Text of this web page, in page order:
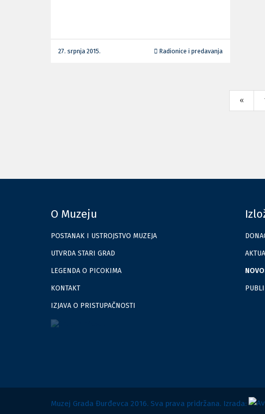
27. srpnja 2015. Radionice i predavanja
«
O Muzeju
POSTANAK I USTROJSTVO MUZEJA
UTVRDA STARI GRAD
LEGENDA O PICOKIMA
KONTAKT
IZJAVA O PRISTUPAČNOSTI
Muzej Grada Đurđevca 2016. Sva prava pridržana. Izrada: